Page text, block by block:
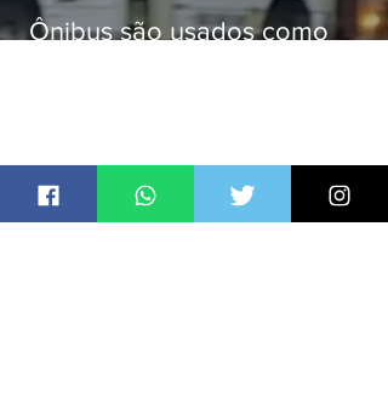
Ônibus são usados como